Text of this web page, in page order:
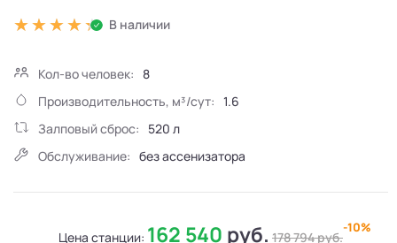
В наличии
Кол-во человек:
8
Производительность, м³/сут: 1.6
Залповый сброс:
520 л
Обслуживание: без ассенизатора
Цена станции: 162 540 руб. 178 794руб.
-10%